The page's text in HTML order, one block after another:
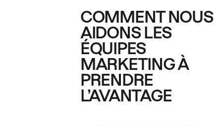
COMMENT NOUS
AIDONS LES
ÉQUIPES
MARKETING À
PRENDRE
L’AVANTAGE